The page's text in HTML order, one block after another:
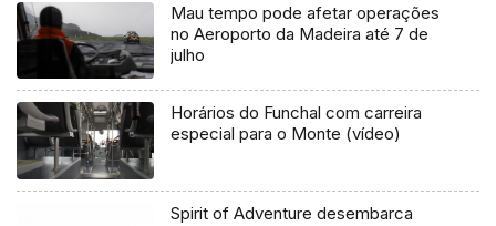
Mau tempo pode afetar operações
no Aeroporto da Madeira até 7 de
julho
Horários do Funchal com carreira
especial para o Monte (vídeo)
Spirit of Adventure desembarca